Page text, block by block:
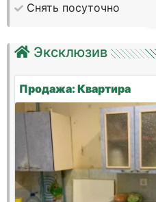
Снять посуточно
Эксклюзив
Продажа: Квартира